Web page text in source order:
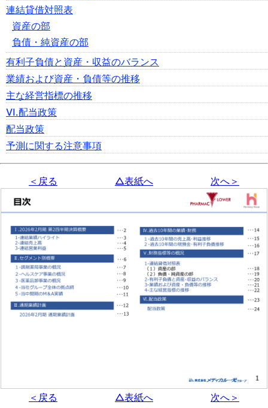
連結貸借対照表
資産の部
負債・純資産の部
有利子負債と資産・収益のバランス
業績および資産・負債等の推移
主な経営指標の推移
Ⅵ.配当政策
配当政策
予測に関する注意事項
＜戻る △表紙へ 次へ＞
＜戻る △表紙へ 次へ＞